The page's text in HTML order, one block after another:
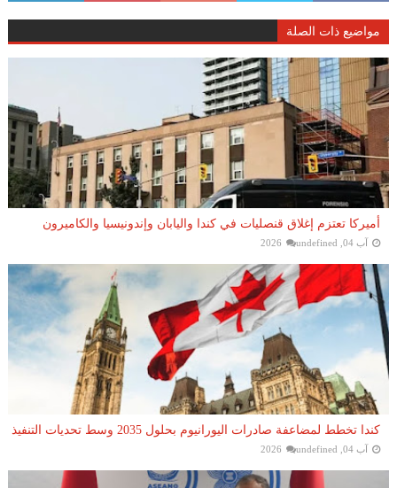
مواضيع ذات الصلة
أميركا تعتزم إغلاق قنصليات في كندا واليابان وإندونيسيا والكاميرون
آب 04, 2026 undefined
كندا تخطط لمضاعفة صادرات اليورانيوم بحلول 2035 وسط تحديات التنفيذ
آب 04, 2026 undefined